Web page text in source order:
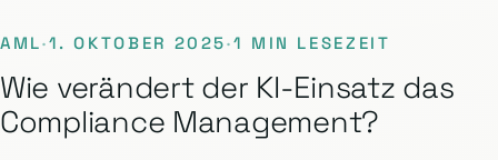
AML·1. OKTOBER 2025·1 MIN LESEZEIT
Wie verändert der KI-Einsatz das
Compliance Management?